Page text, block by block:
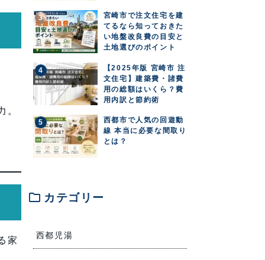
。
家
宮崎市で注文住宅を建
てるなら知っておきた
い地盤改良費の目安と
土地選びのポイント
【2025年版 宮崎市 注
文住宅】建築費・諸費
用の総額はいくら？費
用内訳と節約術
西都市で人気の回遊動
線 本当に必要な間取り
とは？
folder カテゴリー
西都児湯